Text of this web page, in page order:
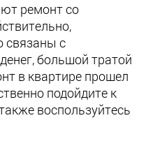
ремонт со
связаны с
большой тратой
в квартире прошел
подойдите к
воспользуйтесь